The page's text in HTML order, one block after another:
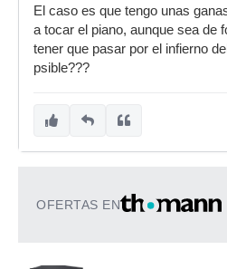
El caso es que tengo unas
a tocar el piano, aunque sea de
tener que pasar por el infierno
psible???
OFERTAS EN